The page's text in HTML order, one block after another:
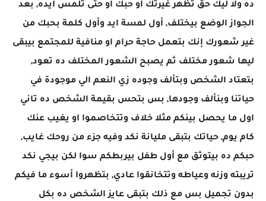
ده ولا ليك حق تظهر غيرتك أو حبك أو حتى تلمس ايده, بعد
الجواز الوضع بيختلف, أول لمسة ايد وأول كلمة بحبك من
غير شعورك إنك بتعمل حاجة حرام او منافية للمجتمع بيبقى
ليها شعور مختلف ثم يصبح الشعور المختلف ده تعود,
بتعتاد الشخص وبتألف وجوده زي النعم الي موجودة في
حياتنا وبنألف وجودها, بس بتحس بقيمة الشخص ده تاني
اول ما يحصل بينكم مثلا خلاف وتتخاصموا او يغيب عنك
كام يوم, حياتك بتبقى مليانة نكد وفيه جزء من روحك غايب,
حبكم ده بيتوثق مع أول طفل بيربطكم سوا لكن بيجي نكد
تريبته وزنه وعياطه وتتخانقوا عادي, بتظهروا أسوء ما فيكم
بدون تجميل بس مع ذلك بتبقى عايز الشخص ده بكل